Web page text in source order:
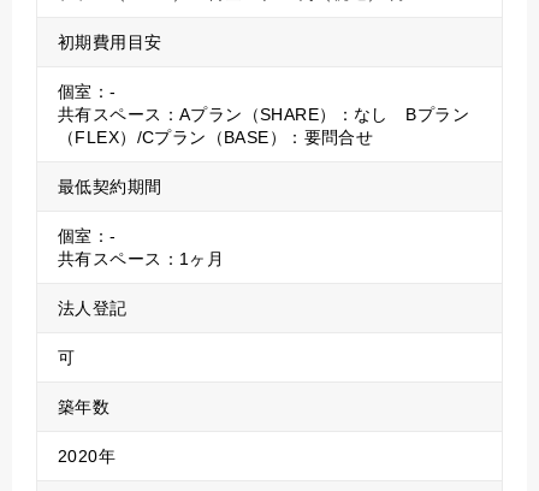
初期費用目安
個室：-
共有スペース：Aプラン（SHARE）：なし Bプラン
（FLEX）/Cプラン（BASE）：要問合せ
最低契約期間
個室：-
共有スペース：1ヶ月
法人登記
可
築年数
2020年